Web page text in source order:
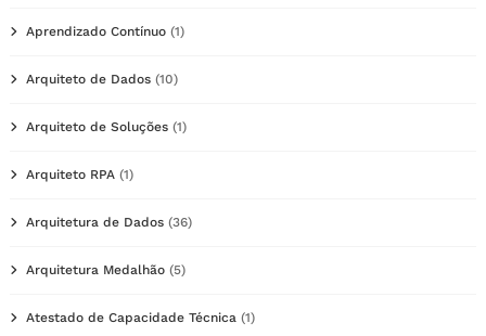
Aprendizado Contínuo (1)
Arquiteto de Dados (10)
Arquiteto de Soluções (1)
Arquiteto RPA (1)
Arquitetura de Dados (36)
Arquitetura Medalhão (5)
Atestado de Capacidade Técnica (1)